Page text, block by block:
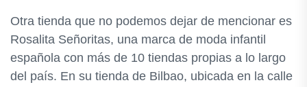
Otra tienda que no podemos dejar de mencionar es
Rosalita Señoritas, una marca de moda infantil
española con más de 10 tiendas propias a lo largo
del país. En su tienda de Bilbao, ubicada en la calle